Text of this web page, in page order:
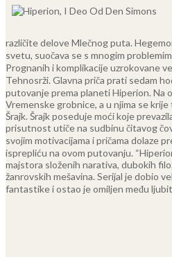
različite delove Mlečnog puta.
svetu, suočava se s mnogim
Prognanih i komplikacije uzrokovane
Tehnosrži. Glavna priča prati sedam
putovanje prema planeti Hiperion. Na
Vremenske grobnice, a u njima se
Šrajk. Šrajk poseduje moći koje
prisutnost utiče na sudbinu čitavog
svojim motivacijama i pričama dolaze
isprepliću na ovom putovanju.
majstora složenih narativa, dubokih
žanrovskih mešavina. Serijal je dobio
fantastike i ostao je omiljen među